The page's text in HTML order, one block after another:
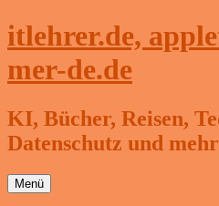
Zum
Inhalt
itlehrer.de,
mer-de.de
KI, Bücher, Reisen,
Datenschutz und mehr
Menü